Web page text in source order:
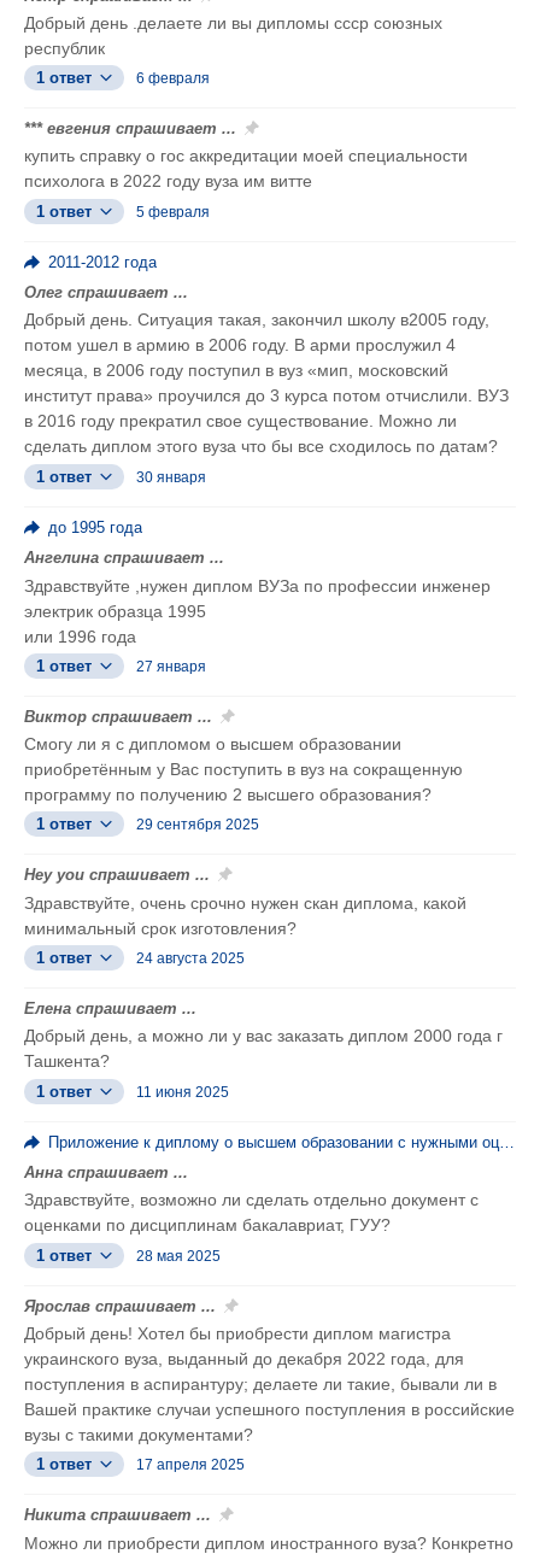
Добрый день .делаете ли вы дипломы ссср союзных
республик
1 ответ 6 февраля
*** евгения спрашивает ...
купить справку о гос аккредитации моей специальности
психолога в 2022 году вуза им витте
1 ответ 5 февраля
2011-2012 года
Олег спрашивает ...
Добрый день. Ситуация такая, закончил школу в2005 году,
потом ушел в армию в 2006 году. В арми прослужил 4
месяца, в 2006 году поступил в вуз «мип, московский
институт права» проучился до 3 курса потом отчислили. ВУЗ
в 2016 году прекратил свое существование. Можно ли
сделать диплом этого вуза что бы все сходилось по датам?
1 ответ 30 января
до 1995 года
Ангелина спрашивает ...
Здравствуйте ,нужен диплом ВУЗа по профессии инженер
электрик образца 1995
или 1996 года
1 ответ 27 января
Виктор спрашивает ...
Смогу ли я с дипломом о высшем образовании
приобретённым у Вас поступить в вуз на сокращенную
программу по получению 2 высшего образования?
1 ответ 29 сентября 2025
Hey you спрашивает ...
Здравствуйте, очень срочно нужен скан диплома, какой
минимальный срок изготовления?
1 ответ 24 августа 2025
Елена спрашивает ...
Добрый день, а можно ли у вас заказать диплом 2000 года г
Ташкента?
1 ответ 11 июня 2025
Приложение к диплому о высшем образовании с нужными оценками
Анна спрашивает ...
Здравствуйте, возможно ли сделать отдельно документ с
оценками по дисциплинам бакалавриат, ГУУ?
1 ответ 28 мая 2025
Ярослав спрашивает ...
Добрый день! Хотел бы приобрести диплом магистра
украинского вуза, выданный до декабря 2022 года, для
поступления в аспирантуру; делаете ли такие, бывали ли в
Вашей практике случаи успешного поступления в российские
вузы с такими документами?
1 ответ 17 апреля 2025
Никита спрашивает ...
Можно ли приобрести диплом иностранного вуза? Конкретно